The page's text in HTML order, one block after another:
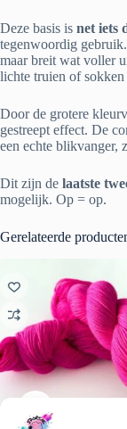
Deze basis is net iets
tegenwoordig
maar breit wat voller
lichte truien of
Door de grotere
gestreept effect. De
een echte blikvanger,
Dit zijn de laatste
mogelijk. Op = op.
Gerelateerde